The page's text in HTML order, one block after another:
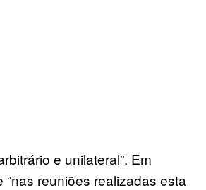
e unilateral”. Em
reuniões realizadas esta